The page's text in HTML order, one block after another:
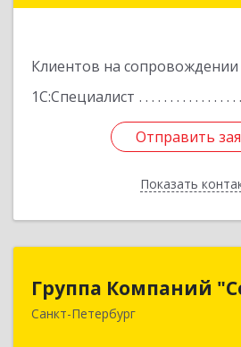
Клиентов на сопровождении
1С:Специалист
Отправить
Показать
Отправить
Назад
Группа Компаний
Санкт-Петербург
Группа Компаний
195112, Санкт-Петербург